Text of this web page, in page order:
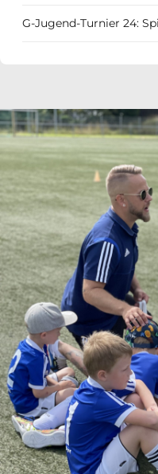
G-Jugend-Turnier 24: